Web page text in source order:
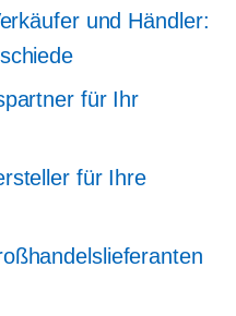
und Händler:
für Ihr
für Ihre